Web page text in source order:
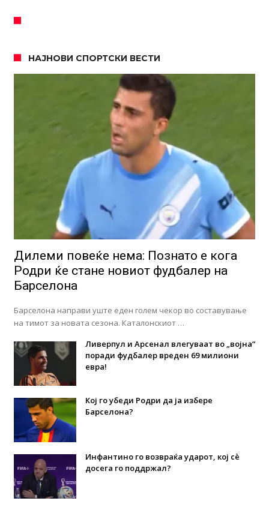
НАЈНОВИ СПОРТСКИ ВЕСТИ
Дилеми повеќе нема: Познато е кога
Родри ќе стане новиот фудбалер на
Барселона
Барселона направи уште еден голем чекор во составување
на тимот за новата сезона. Каталонскиот …
Ливерпул и Арсенал влегуваат во „војна“
поради фудбалер вреден 69 милиони
евра!
Кој го убеди Родри да ја избере
Барселона?
Инфантино го возвраќа ударот, кој сè
досега го поддржал?